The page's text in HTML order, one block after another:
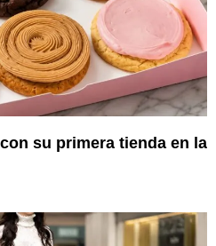
su primera tienda en la